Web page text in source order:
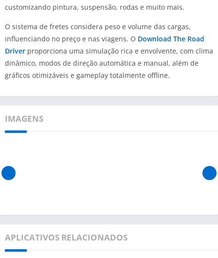
customizando pintura, suspensão, rodas e muito mais.
O sistema de fretes considera peso e volume das cargas,
influenciando no preço e nas viagens. O Download The Road
Driver proporciona uma simulação rica e envolvente, com clima
dinâmico, modos de direção automática e manual, além de
gráficos otimizáveis e gameplay totalmente offline.
IMAGENS
APLICATIVOS RELACIONADOS